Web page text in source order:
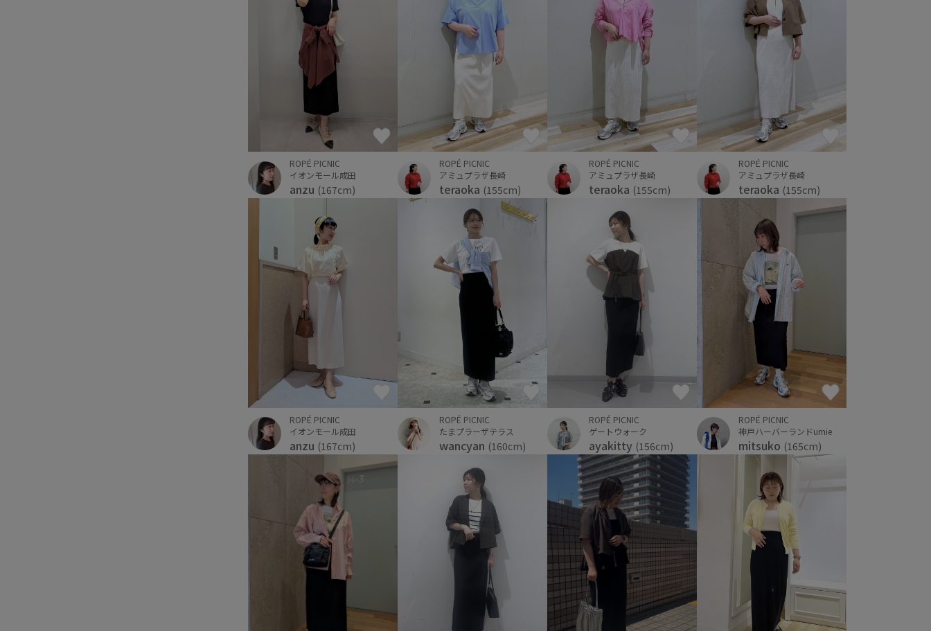
ROPÉ PICNIC
イオンモール成田
anzu (167cm)
ROPÉ PICNIC
アミュプラザ長崎
teraoka (155cm)
ROPÉ PICNIC
アミュプラザ長崎
teraoka (155cm)
ROPÉ PICNIC
アミュプラザ長崎
teraoka (155cm)
ROPÉ PICNIC
イオンモール成田
anzu (167cm)
ROPÉ PICNIC
たまプラーザテラス
wancyan (160cm)
ROPÉ PICNIC
ゲートウォーク
ayakitty (156cm)
ROPÉ PICNIC
神戸ハーバーランドumie
mitsuko (165cm)